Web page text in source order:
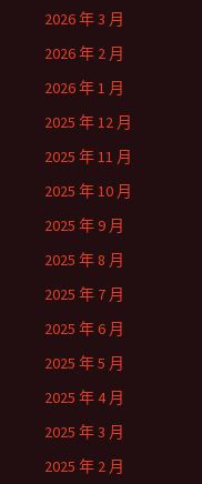
2026 年 3 月
2026 年 2 月
2026 年 1 月
2025 年 12 月
2025 年 11 月
2025 年 10 月
2025 年 9 月
2025 年 8 月
2025 年 7 月
2025 年 6 月
2025 年 5 月
2025 年 4 月
2025 年 3 月
2025 年 2 月